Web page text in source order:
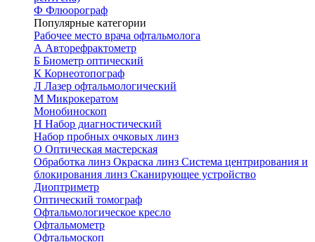
Ф Флюорограф
Популярные категории
Рабочее место врача офтальмолога
А Авторефрактометр
Б Биометр оптический
К Корнеотопограф
Л Лазер офтальмологический
М Микрокератом
Монобиноскоп
Н Набор диагностический
Набор пробных очковых линз
О Оптическая мастерская
Обработка линз Окраска линз Система центрирования и
блокирования линз Сканирующее устройство
Диоптриметр
Оптический томограф
Офтальмологическое кресло
Офтальмометр
Офтальмоскоп